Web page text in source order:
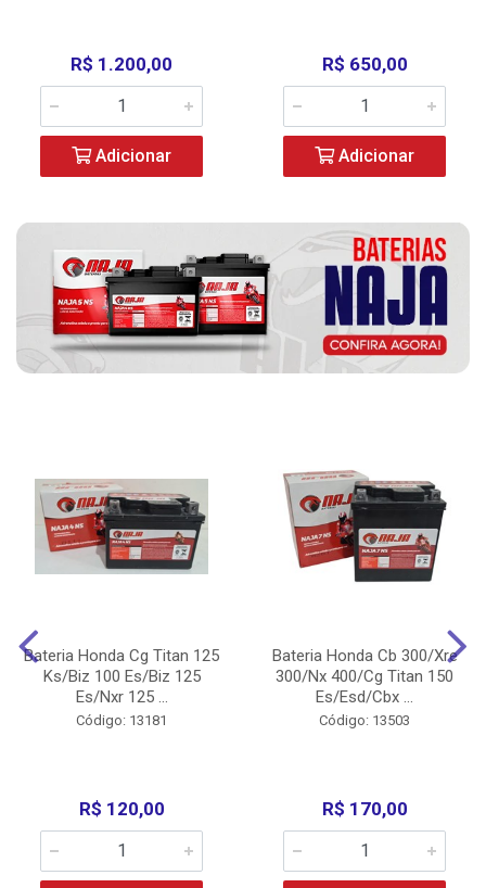
R$ 1.200,00
Adicionar
R$ 650,00
Adicionar
Bateria Honda Cg Titan 125
Ks/Biz 100 Es/Biz 125
Es/Nxr 125 ...
Código: 13181
R$ 120,00
Bateria Honda Cb 300/Xre
300/Nx 400/Cg Titan 150
Es/Esd/Cbx ...
Código: 13503
R$ 170,00